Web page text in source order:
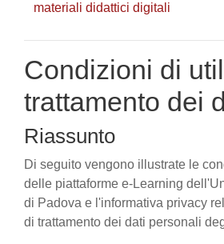
materiali didattici digitali
Condizioni di
trattamento dei
Riassunto
Di seguito vengono illustrate le
delle piattaforme e-Learning
di Padova e l'informativa privacy
di trattamento dei dati personali